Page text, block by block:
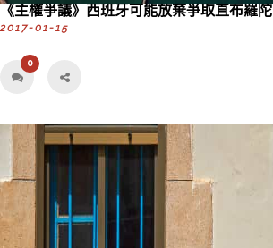
《主權爭議》西班牙可能放棄爭取直布羅陀
2017-01-15
0